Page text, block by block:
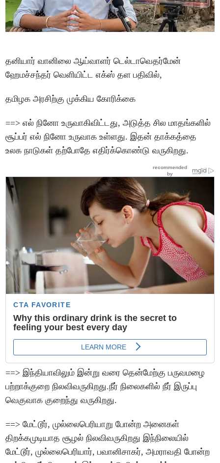
தனியார் வானிலை ஆய்வாளர் டெல்டாவெதர்மேன்
ஹேமச்சந்தர் வெளியிட்ட எக்ஸ் தள பதிவில்,
தமிழக அரசிற்கு முக்கிய கோரிக்கை
==> எல் நினோ உருவாகிவிட்டது, அடுத்த சில மாதங்களில்
சூப்பர் எல் நினோ உருவாக உள்ளது. இதன் தாக்கத்தை
உலக நாடுகள் தற்போதே எதிர்க்கொண்டு வருகிறது.
==> இந்தியாவிலும் இன்று வரை தென்மேற்கு பருவமழை
பற்றாக்குறை நிலவிவருகிறது.நீர் நிலைகளில் நீர் இருப்பு
வெகுவாக குறைந்து வருகிறது.
==> மேட்டூர், முல்லைபெரியாறு போன்ற அனைகள்
திறக்கமுடியாத சூழல் நிலவிவருகிறது இந்நிலையில்
மேட்டூர், முல்லைபெரியார், பவானிசாகர், அமராவதி போன்ற